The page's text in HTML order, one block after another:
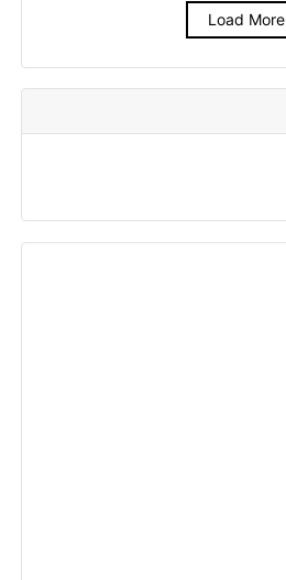
Load More